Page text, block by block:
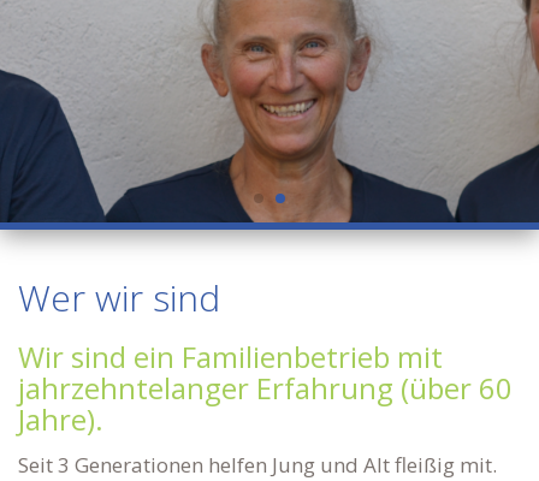
Wer wir sind
Wir sind ein Familienbetrieb mit
jahrzehntelanger Erfahrung (über 60
Jahre).
Seit 3 Generationen helfen Jung und Alt fleißig mit.